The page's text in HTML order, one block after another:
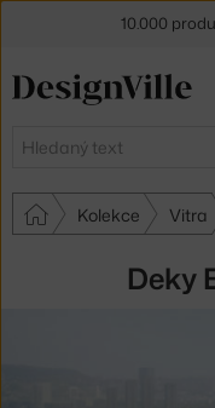
Hledat
Kolekce Vitra
Deky
10.000